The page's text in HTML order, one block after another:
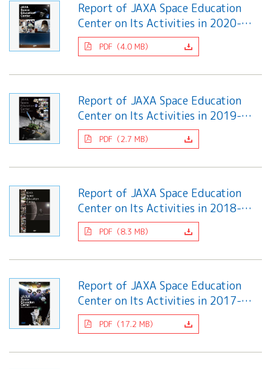
Report of JAXA Space Education
Center on Its Activities in 2020-
2021
PDF（4.0 MB）
Report of JAXA Space Education
Center on Its Activities in 2019-
2020
PDF（2.7 MB）
Report of JAXA Space Education
Center on Its Activities in 2018-
2019
PDF（8.3 MB）
Report of JAXA Space Education
Center on Its Activities in 2017-
2018
PDF（17.2 MB）